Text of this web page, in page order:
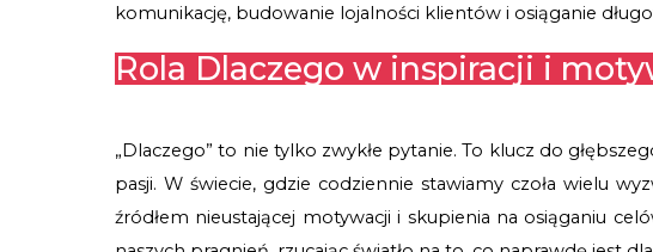
komunikację, budowanie lojalności klientów i osiąganie
Rola Dlaczego w inspiracji i
„Dlaczego” to nie tylko zwykłe pytanie. To klucz do
pasji. W świecie, gdzie codziennie stawiamy czoła wielu
źródłem nieustającej motywacji i skupienia na osiąganiu